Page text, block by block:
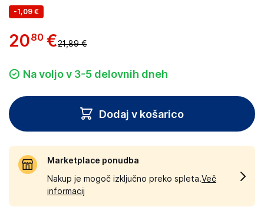
-1,09 €
2080 €21,89 €
Na voljo v 3-5 delovnih dneh
Dodaj v košarico
Marketplace ponudba
Nakup je mogoč izključno preko spleta.Več
informacij